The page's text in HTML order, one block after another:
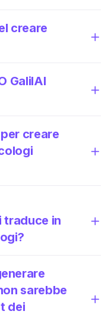
creare
GalilAI
creare
traduce in
sarebbe
dei